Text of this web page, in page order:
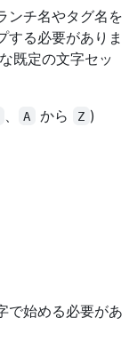
ンチ名やタグ名を
する必要がありま
既定の文字セッ
A から Z )
で始める必要があ